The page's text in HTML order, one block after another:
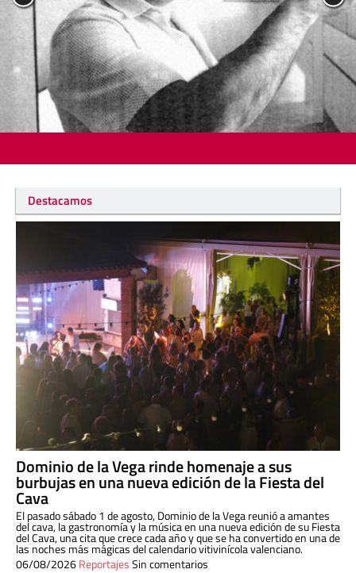
Destacamos
Dominio de la Vega rinde homenaje a sus
burbujas en una nueva edición de la Fiesta del
Cava
El pasado sábado 1 de agosto, Dominio de la Vega reunió a amantes
del cava, la gastronomía y la música en una nueva edición de su Fiesta
del Cava, una cita que crece cada año y que se ha convertido en una de
las noches más mágicas del calendario vitivinícola valenciano.
06/08/2026ReportajesSin comentarios